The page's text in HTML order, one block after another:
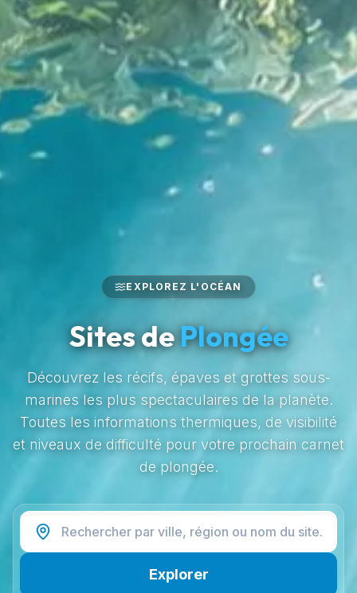
EXPLOREZ L'OCÉAN
Sites dePlongée
Découvrez les récifs, épaves et grottes sous-
marines les plus spectaculaires de la planète.
Toutes les informations thermiques, de visibilité
et niveaux de difficulté pour votre prochain carnet
de plongée.
Explorer